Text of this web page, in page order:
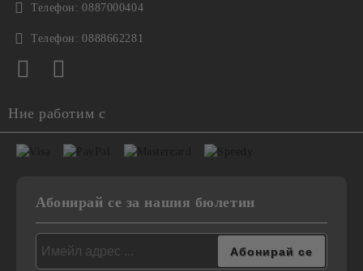
Телефон: 0887000404
Телефон: 0888662281
Ние работим с
Абонирай се за нашия бюлетин